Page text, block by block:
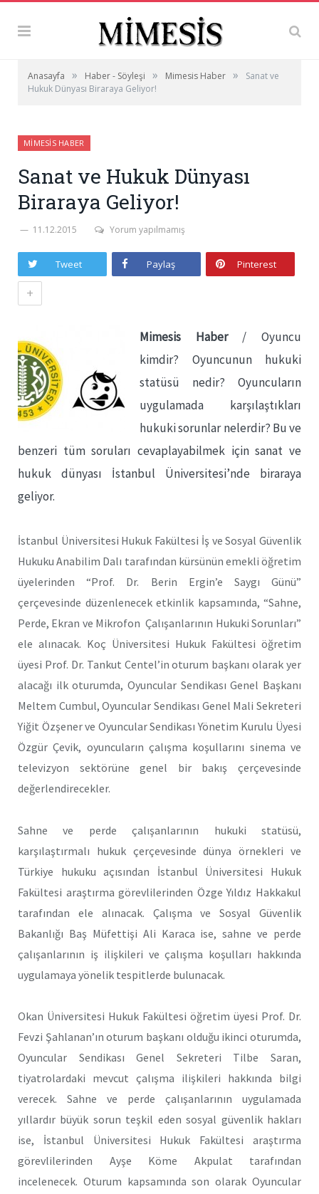
Anasayfa » Haber - Söyleşi » Mimesis Haber »
Sanat ve
Hukuk Dünyası Biraraya Geliyor!
MIMESIS HABER
Sanat ve Hukuk Dünyası
Biraraya Geliyor!
11.12.2015 Yorum yapılmamış
Tweet Paylaş Pinterest
+
Mimesis Haber/ Oyuncu
kimdir? Oyuncunun hukuki
statüsü nedir? Oyuncuların
uygulamada karşılaştıkları
hukuki sorunlar nelerdir? Bu ve
benzeri tüm soruları cevaplayabilmek için sanat ve
hukuk dünyası İstanbul Üniversitesi’nde biraraya
geliyor.
İstanbul Üniversitesi Hukuk Fakültesi İş ve Sosyal Güvenlik
Hukuku Anabilim Dalı tarafından kürsünün emekli öğretim
üyelerinden “Prof. Dr. Berin Ergin’e Saygı Günü”
çerçevesinde düzenlenecek etkinlik kapsamında, “Sahne,
Perde, Ekran ve Mikrofon Çalışanlarının Hukuki Sorunları”
ele alınacak. Koç Üniversitesi Hukuk Fakültesi öğretim
üyesi Prof. Dr. Tankut Centel’in oturum başkanı olarak yer
alacağı ilk oturumda, Oyuncular Sendikası Genel Başkanı
Meltem Cumbul, Oyuncular Sendikası Genel Mali Sekreteri
Yiğit Özşener ve Oyuncular Sendikası Yönetim Kurulu Üyesi
Özgür Çevik, oyuncuların çalışma koşullarını sinema ve
televizyon sektörüne genel bir bakış çerçevesinde
değerlendirecekler.
Sahne ve perde çalışanlarının hukuki statüsü,
karşılaştırmalı hukuk çerçevesinde dünya örnekleri ve
Türkiye hukuku açısından İstanbul Üniversitesi Hukuk
Fakültesi araştırma görevlilerinden Özge Yıldız Hakkakul
tarafından ele alınacak. Çalışma ve Sosyal Güvenlik
Bakanlığı Baş Müfettişi Ali Karaca ise, sahne ve perde
çalışanlarının iş ilişkileri ve çalışma koşulları hakkında
uygulamaya yönelik tespitlerde bulunacak.
Okan Üniversitesi Hukuk Fakültesi öğretim üyesi Prof. Dr.
Fevzi Şahlanan’ın oturum başkanı olduğu ikinci oturumda,
Oyuncular Sendikası Genel Sekreteri Tilbe Saran,
tiyatrolardaki mevcut çalışma ilişkileri hakkında bilgi
verecek. Sahne ve perde çalışanlarının uygulamada
yıllardır büyük sorun teşkil eden sosyal güvenlik hakları
ise, İstanbul Üniversitesi Hukuk Fakültesi araştırma
görevlilerinden Ayşe Köme Akpulat tarafından
incelenecek. Oturum kapsamında son olarak Oyuncular